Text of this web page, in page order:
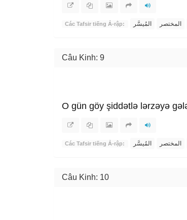
Các Tafsir tiếng Ả-rập: المُيسَّر المختصر
Câu Kinh: 9
O gün göy şiddətlə lərzəyə
Các Tafsir tiếng Ả-rập: المُيسَّر المختصر
Câu Kinh: 10